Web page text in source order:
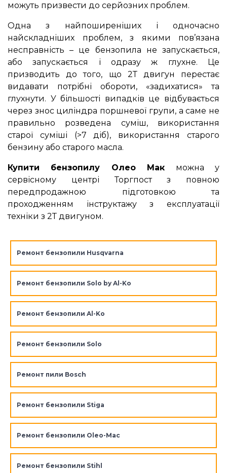
можуть призвести до серйозних проблем.
Одна з найпоширеніших і одночасно
найскладніших проблем, з якими пов’язана
несправність – це бензопила не запускається,
або запускається і одразу ж глухне. Це
призводить до того, що 2Т двигун перестає
видавати потрібні обороти, «задихатися» та
глухнути. У більшості випадків це відбувається
через знос циліндра поршневої групи, а саме не
правильно розведена суміш, використання
старої суміші (>7 діб), використання старого
бензину або старого масла.
Купити бензопилу Олео Мак можна у
сервісному центрі Торгпост з повною
передпродажною підготовкою та
проходженням інструктажу з експлуатації
техніки з 2Т двигуном.
Ремонт бензопили Husqvarna
Ремонт бензопили Solo by Al-Ko
Ремонт бензопили Al-Ko
Ремонт бензопили Solo
Ремонт пили Bosch
Ремонт бензопили Stiga
Ремонт бензопили Oleo-Mac
Ремонт бензопили Stihl